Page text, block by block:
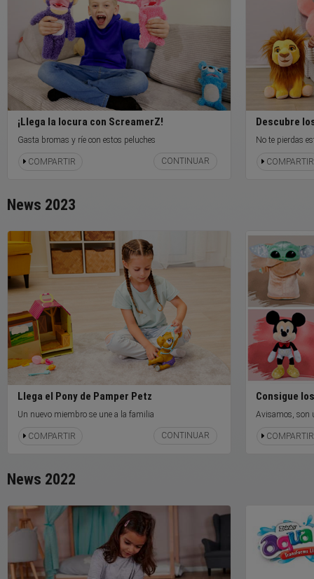
¡Llega la locura con ScreamerZ!
Gasta bromas y ríe con estos peluches
COMPARTIR CONTINUAR
Descubre
No te pierdas
COMPARTIR
News 2023
Llega el Pony de Pamper Petz
Un nuevo miembro se une a la familia
COMPARTIR CONTINUAR
Consigue
Avisamos, son
COMPARTIR
News 2022